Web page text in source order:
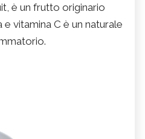
è un frutto originario
vitamina C è un naturale